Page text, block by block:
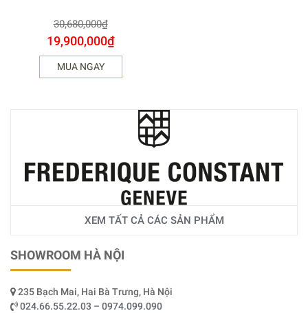
30,680,000₫
19,900,000₫
MUA NGAY
XEM TẤT CẢ CÁC SẢN PHẨM
SHOWROOM HÀ NỘI
235 Bạch Mai, Hai Bà Trưng, Hà Nội
024.66.55.22.03 – 0974.099.090